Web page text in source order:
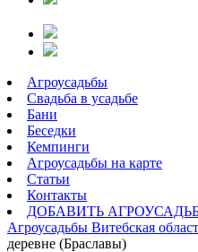
Агроусадьбы
Свадьба в усадьбе
Бани
Беседки
Кемпинги
Агроусадьбы на карте
Статьи
Контакты
ДОБАВИТЬ
Агроусадьбы Витебская
деревне (Браславы)